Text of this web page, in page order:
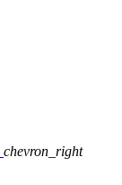
chevron_right